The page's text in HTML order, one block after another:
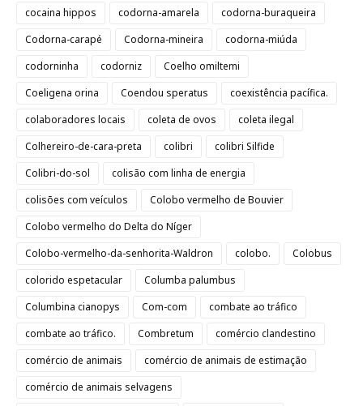
cocaina hippos
codorna-amarela
codorna-buraqueira
Codorna-carapé
Codorna-mineira
codorna-miúda
codorninha
codorniz
Coelho omiltemi
Coeligena orina
Coendou speratus
coexistência pacífica.
colaboradores locais
coleta de ovos
coleta ilegal
Colhereiro-de-cara-preta
colibri
colibri Silfide
Colibri-do-sol
colisão com linha de energia
colisões com veículos
Colobo vermelho de Bouvier
Colobo vermelho do Delta do Níger
Colobo-vermelho-da-senhorita-Waldron
colobo.
Colobus
colorido espetacular
Columba palumbus
Columbina cianopys
Com-com
combate ao tráfico
combate ao tráfico.
Combretum
comércio clandestino
comércio de animais
comércio de animais de estimação
comércio de animais selvagens